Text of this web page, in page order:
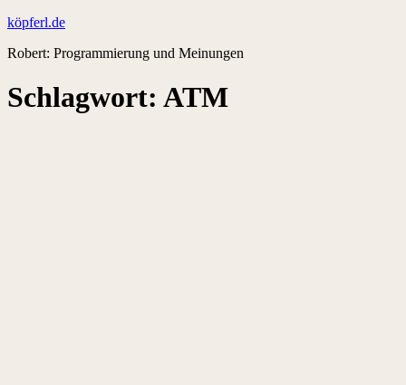
köpferl.de
Robert: Programmierung und Meinungen
Schlagwort: ATM